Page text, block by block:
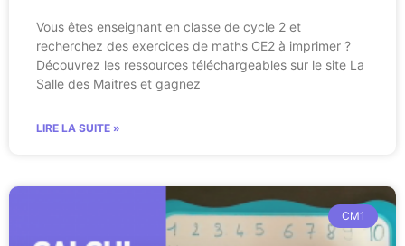
Vous êtes enseignant en classe de cycle 2 et
recherchez des exercices de maths CE2 à imprimer ?
Découvrez les ressources téléchargeables sur le site La
Salle des Maitres et gagnez
LIRE LA SUITE »
CM1